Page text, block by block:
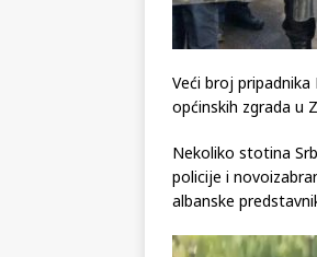
Veći broj
općinskih zgrada u
Nekoliko stotina
policije i
albanske